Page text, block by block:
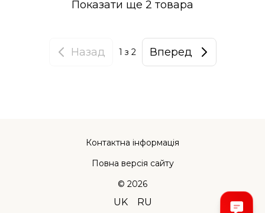
Показати ще 2 товара
Назад 1 з 2 Вперед
Контактна інформація
Повна версія сайту
© 2026
UK RU